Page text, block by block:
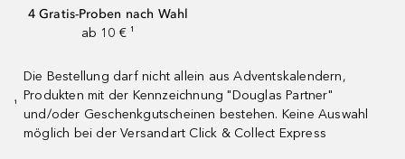
4 Gratis-Proben nach Wahl
ab 10 € ¹
¹
Die Bestellung darf nicht allein aus Adventskalendern,
Produkten mit der Kennzeichnung "Douglas Partner"
und/oder Geschenkgutscheinen bestehen. Keine Auswahl
möglich bei der Versandart Click & Collect Express